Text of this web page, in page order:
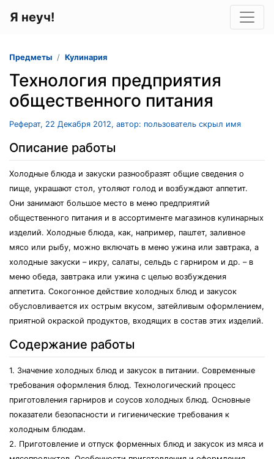
Я неуч!
Предметы Кулинария
Технология предприятия
общественного питания
Реферат, 22 Декабря 2012, автор: пользователь скрыл имя
Описание работы
Холодные блюда и закуски разнообразят общие сведения о
пище, украшают стол, утоляют голод и возбуждают аппетит.
Они занимают большое место в меню предприятий
общественного питания и в ассортименте магазинов кулинарных
изделий. Холодные блюда, как, например, паштет, заливное
мясо или рыбу, можно включать в меню ужина или завтрака, а
холодные закуски – икру, салаты, сельдь с гарниром и др. – в
меню обеда, завтрака или ужина с целью возбуждения
аппетита. Сокогонное действие холодных блюд и закусок
обусловливается их острым вкусом, затейливым оформлением,
приятной окраской продуктов, входящих в состав этих изделий.
Содержание работы
1. Значение холодных блюд и закусок в питании. Современные
требования оформления блюд. Технологический процесс
приготовления гарниров и соусов холодных блюд. Основные
показатели безопасности и гигиенические требования к
холодным блюдам.
2. Приготовление и отпуск форменных блюд и закусок из мяса и